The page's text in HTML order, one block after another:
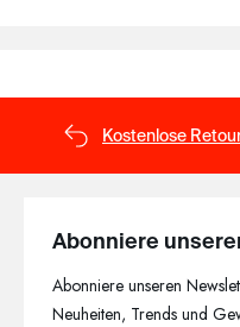
Kostenlose
Abonniere
Abonniere unseren
Neuheiten, Trends und